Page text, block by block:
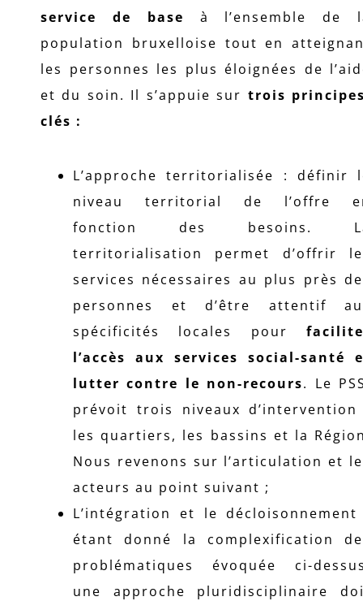
service de base à l’ensemble de
population bruxelloise tout en
les personnes les plus éloignées de
et du soin. Il s’appuie sur trois
clés :
L’approche territorialisée : définir
niveau territorial de l’offre
fonction des besoins.
territorialisation permet d’offrir
services nécessaires au plus près
personnes et d’être attentif
spécificités locales pour
l’accès aux services social-santé
lutter contre le non-recours. Le
prévoit trois niveaux
les quartiers, les bassins et la
Nous revenons sur l’articulation et
acteurs au point suivant ;
L’intégration et le
étant donné la complexification
problématiques évoquée ci-
une approche pluridisciplinaire